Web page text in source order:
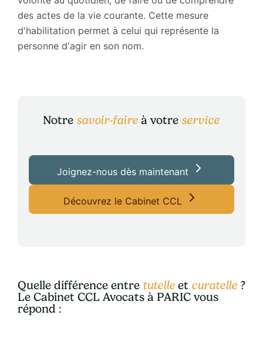
des actes de la vie courante. Cette mesure
d'habilitation permet à celui qui représente la
personne d'agir en son nom.
Notre savoir-faire à votre service
Joignez-nous dès maintenant
Découvrez le Cabinet CCL
Quelle différence entre tutelle et curatelle ?
Le Cabinet CCL Avocats à PARIC vous
répond :